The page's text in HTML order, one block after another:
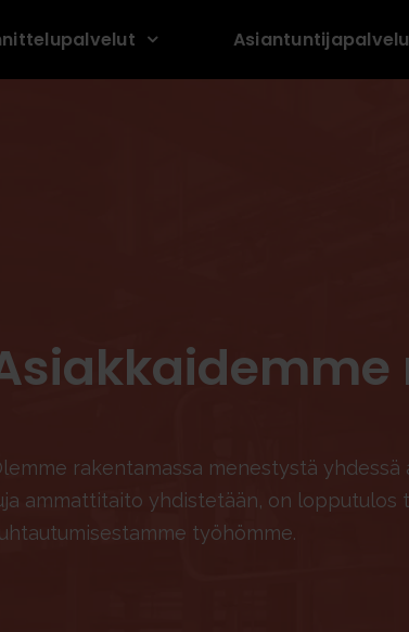
rakentamassa menestystä
ammattitaito yhdistetään, on
työhömme.